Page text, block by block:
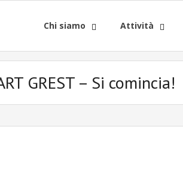
Chi siamo Attività
GREST – Si comincia!